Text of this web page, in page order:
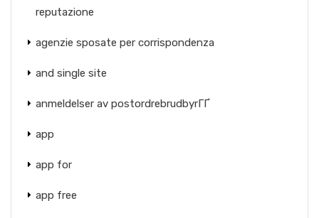
reputazione
agenzie sposate per corrispondenza
and single site
anmeldelser av postordrebrudbyrГҐ
app
app for
app free